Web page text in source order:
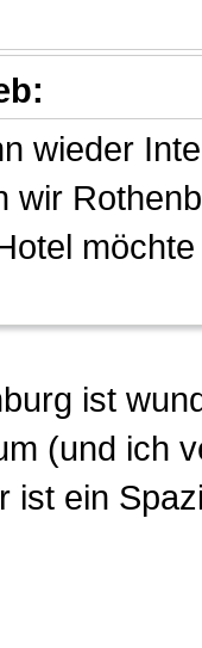
wieder
wir
ist
(und ich
ist ein